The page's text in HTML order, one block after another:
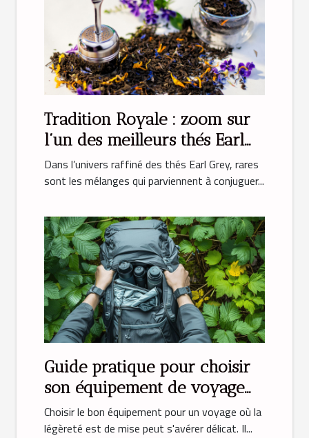
Tradition Royale : zoom sur
l’un des meilleurs thés Earl
Grey
Dans l’univers raffiné des thés Earl Grey, rares
sont les mélanges qui parviennent à conjuguer...
Guide pratique pour choisir
son équipement de voyage
léger
Choisir le bon équipement pour un voyage où la
légèreté est de mise peut s'avérer délicat. Il...